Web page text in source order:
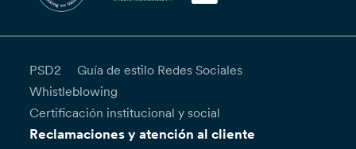
PSD2
Guía de estilo Redes Sociales
Whistleblowing
Certificación institucional y social
Reclamaciones y atención al cliente